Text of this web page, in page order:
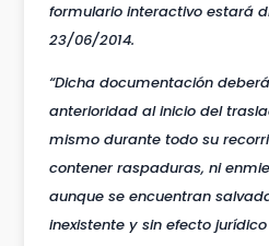
formulario interactivo estará
23/06/2014.
“Dicha documentación
anterioridad al inicio del
mismo durante todo su
contener raspaduras, ni
aunque se encuentran
inexistente y sin efecto